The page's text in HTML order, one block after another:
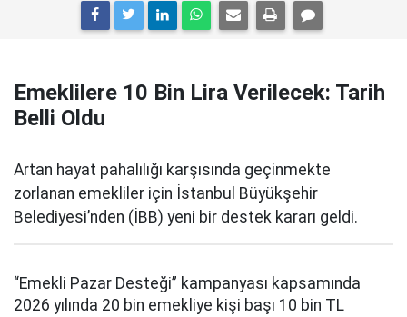
Emeklilere 10 Bin Lira Verilecek: Tarih
Belli Oldu
Artan hayat pahalılığı karşısında geçinmekte
zorlanan emekliler için İstanbul Büyükşehir
Belediyesi’nden (İBB) yeni bir destek kararı geldi.
“Emekli Pazar Desteği” kampanyası kapsamında
2026 yılında 20 bin emekliye kişi başı 10 bin TL